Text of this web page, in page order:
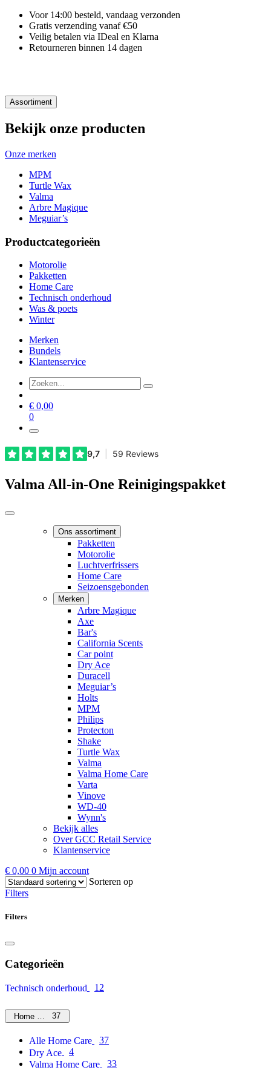
Voor 14:00 besteld, vandaag verzonden
Gratis verzending vanaf €50
Veilig betalen via IDeal en Klarna
Retourneren binnen 14 dagen
Assortiment
Bekijk onze producten
Onze merken
MPM
Turtle Wax
Valma
Arbre Magique
Meguiar’s
Productcategorieën
Motorolie
Pakketten
Home Care
Technisch onderhoud
Was & poets
Winter
Merken
Bundels
Klantenservice
€ 0,00
0
Valma All-in-One Reinigingspakket
Ons assortiment
Pakketten
Motorolie
Luchtverfrissers
Home Care
Seizoensgebonden
Merken
Arbre Magique
Axe
Bar's
California Scents
Car point
Dry Ace
Duracell
Meguiar’s
Holts
MPM
Philips
Protecton
Shake
Turtle Wax
Valma
Valma Home Care
Varta
Vinove
WD-40
Wynn's
Bekijk alles
Over GCC Retail Service
Klantenservice
€ 0,00 0 Mijn account
Sorteren op
Filters
Filters
Categorieën
Technisch onderhoud 12
Home Care37
Alle Home Care
37
Dry Ace
4
Valma Home Care
33